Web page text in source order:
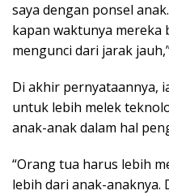
saya dengan ponsel
kapan waktunya mereka
mengunci dari jarak
Di akhir pernyataannya,
untuk lebih melek
anak-anak dalam hal
“Orang tua harus lebih
lebih dari anak-anaknya.